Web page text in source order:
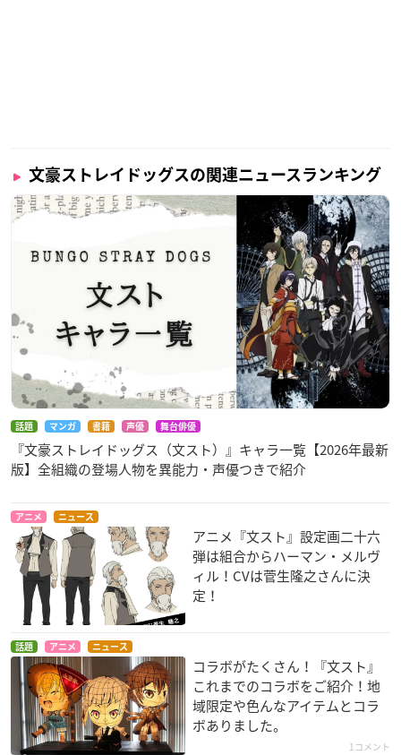
文豪ストレイドッグスの関連ニュースランキング
話題 マンガ 書籍 声優 舞台俳優
『文豪ストレイドッグス（文スト）』キャラ一覧【2026年最新
版】全組織の登場人物を異能力・声優つきで紹介
アニメ ニュース
アニメ『文スト』設定画二十六
弾は組合からハーマン・メルヴ
ィル！CVは菅生隆之さんに決
定！
話題 アニメ ニュース
コラボがたくさん！『文スト』
これまでのコラボをご紹介！地
域限定や色んなアイテムとコラ
ボありました。
1コメント